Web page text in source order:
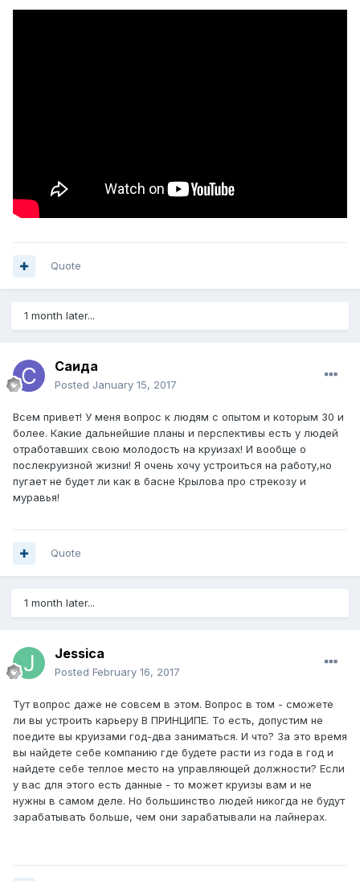
Quote
1 month later...
Саида
Posted January 15, 2017
Всем привет! У меня вопрос к людям с опытом и которым 30 и
более. Какие дальнейшие планы и перспективы есть у людей
отработавших свою молодость на круизах! И вообще о
послекруизной жизни! Я очень хочу устроиться на работу,но
пугает не будет ли как в басне Крылова про стрекозу и
муравья!
Quote
1 month later...
Jessica
Posted February 16, 2017
Тут вопрос даже не совсем в этом. Вопрос в том - сможете
ли вы устроить карьеру В ПРИНЦИПЕ. То есть, допустим не
поедите вы круизами год-два заниматься. И что? За это время
вы найдете себе компанию где будете расти из года в год и
найдете себе теплое место на управляющей должности? Если
у вас для этого есть данные - то может круизы вам и не
нужны в самом деле. Но большинство людей никогда не будут
зарабатывать больше, чем они зарабатывали на лайнерах.